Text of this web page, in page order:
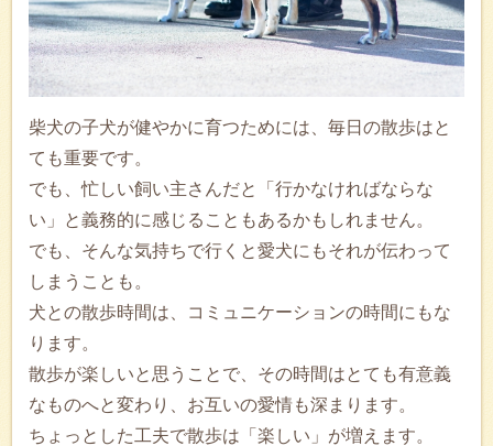
柴犬の子犬が健やかに育つためには、毎日の散歩はと
ても重要です。
でも、忙しい飼い主さんだと「行かなければならな
い」と義務的に感じることもあるかもしれません。
でも、そんな気持ちで行くと愛犬にもそれが伝わって
しまうことも。
犬との散歩時間は、コミュニケーションの時間にもな
ります。
散歩が楽しいと思うことで、その時間はとても有意義
なものへと変わり、お互いの愛情も深まります。
ちょっとした工夫で散歩は「楽しい」が増えます。